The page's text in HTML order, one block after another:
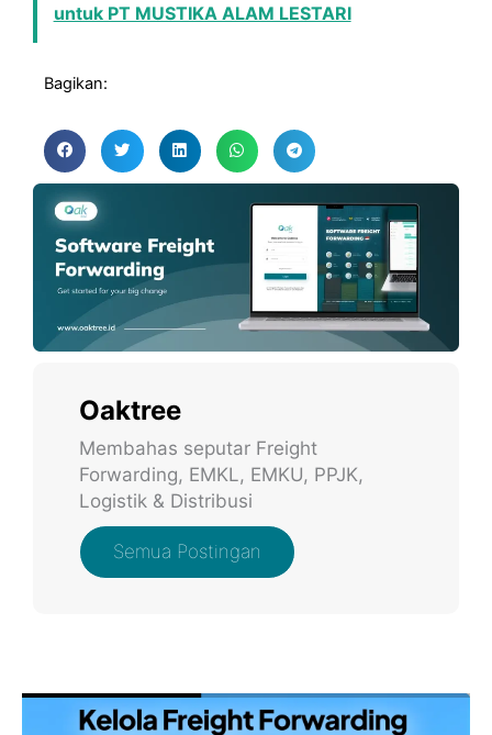
untuk PT MUSTIKA ALAM LESTARI
Bagikan:
Oaktree
Membahas seputar Freight
Forwarding, EMKL, EMKU, PPJK,
Logistik & Distribusi
Semua Postingan